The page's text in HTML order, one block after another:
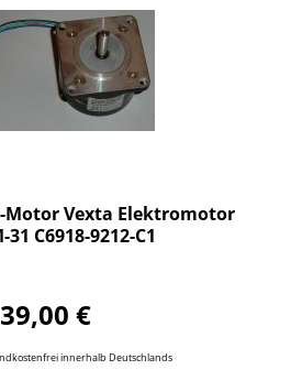
Motor Vexta Elektromotor
31 C6918-9212-C1
39,00 €
innerhalb Deutschlands